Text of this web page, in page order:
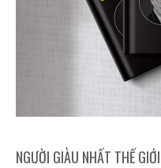
NGƯỜI GIÀU NHẤT THẾ GIỚI